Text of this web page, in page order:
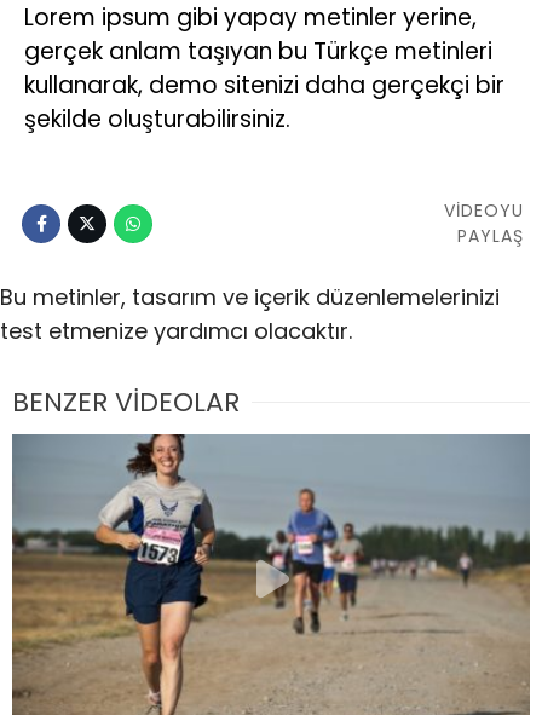
Lorem ipsum gibi yapay metinler yerine,
gerçek anlam taşıyan bu Türkçe metinleri
kullanarak, demo sitenizi daha gerçekçi bir
şekilde oluşturabilirsiniz.
VİDEOYU
PAYLAŞ
Bu metinler, tasarım ve içerik düzenlemelerinizi
test etmenize yardımcı olacaktır.
BENZER VİDEOLAR